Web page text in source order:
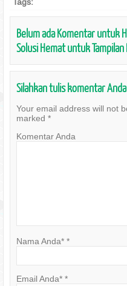
Belum ada Komentar untuk
Solusi Hemat untuk Tampilan
Silahkan tulis komentar Anda
Your email address will not
marked *
Komentar Anda
Nama Anda* *
Email Anda* *